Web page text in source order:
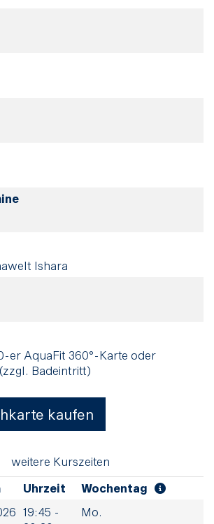
Ishara
er AquaFit 360°-Karte oder
Badeintritt)
kaufen
weitere Kurszeiten
Uhrzeit
Wochentag
19:45 -
Mo.